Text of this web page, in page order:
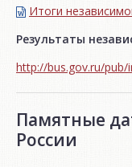
Итоги
Результаты
http://bus.gov.ru/
Памятные
России